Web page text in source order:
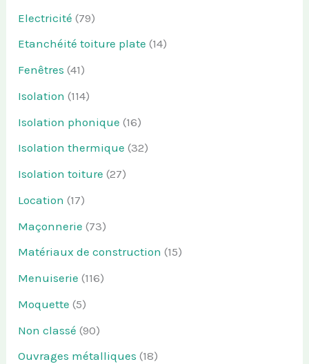
Electricité (79)
Etanchéité toiture plate (14)
Fenêtres (41)
Isolation (114)
Isolation phonique (16)
Isolation thermique (32)
Isolation toiture (27)
Location (17)
Maçonnerie (73)
Matériaux de construction (15)
Menuiserie (116)
Moquette (5)
Non classé (90)
Ouvrages métalliques (18)